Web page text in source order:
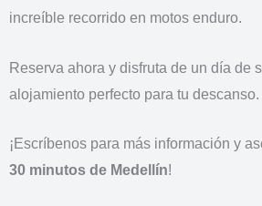
increíble recorrido en motos enduro.
Reserva ahora y disfruta de un día de
alojamiento perfecto para tu descanso.
¡Escríbenos para más información y
30 minutos de Medellín!